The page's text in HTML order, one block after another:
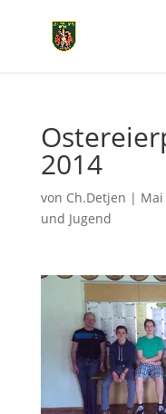
2014
von Ch.Detjen | Mai
und Jugend